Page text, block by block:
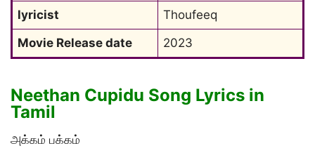
lyricist
Thoufeeq
Movie Release date
2023
Neethan Cupidu Song Lyrics in
Tamil
அக்கம் பக்கம்